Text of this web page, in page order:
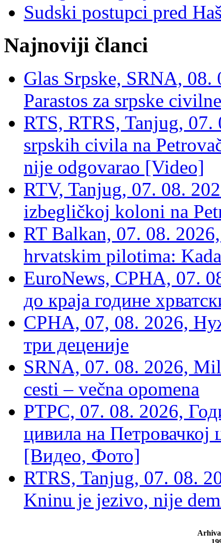
Sudski postupci pred
Najnoviji članci
Glas Srpske, SRNA,
Parastos za srpske
RTS, RTRS, Tanjug,
srpskih civila na
nije odgovarao [Video]
RTV, Tanjug, 07. 08.
izbegličkoj koloni na
RT Balkan, 07. 08.
hrvatskim pilotima:
EuroNews, СРНА, 07.
до краја године
СРНА, 07, 08. 2026,
три деценије
SRNA, 07. 08. 2026,
cesti – večna opomena
РТРС, 07. 08. 2026,
цивила на Петровачкој
[Видео, Фото]
RTRS, Tanjug, 07. 08.
Kninu je jezivo, nije